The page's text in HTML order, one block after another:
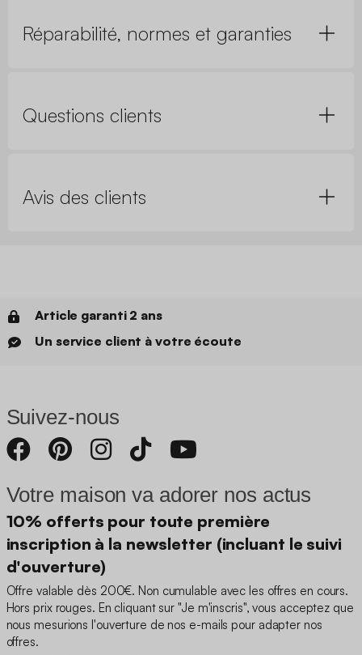
Réparabilité, normes et garanties
Questions clients
Avis des clients
Article garanti 2 ans
Un service client à votre écoute
Suivez-nous
Votre maison va adorer nos actus
10% offerts pour toute première
inscription à la newsletter (incluant le suivi
d'ouverture)
Offre valable dès 200€. Non cumulable avec les offres en cours.
Hors prix rouges. En cliquant sur "Je m'inscris", vous acceptez que
nous mesurions l'ouverture de nos e-mails pour adapter nos
offres.